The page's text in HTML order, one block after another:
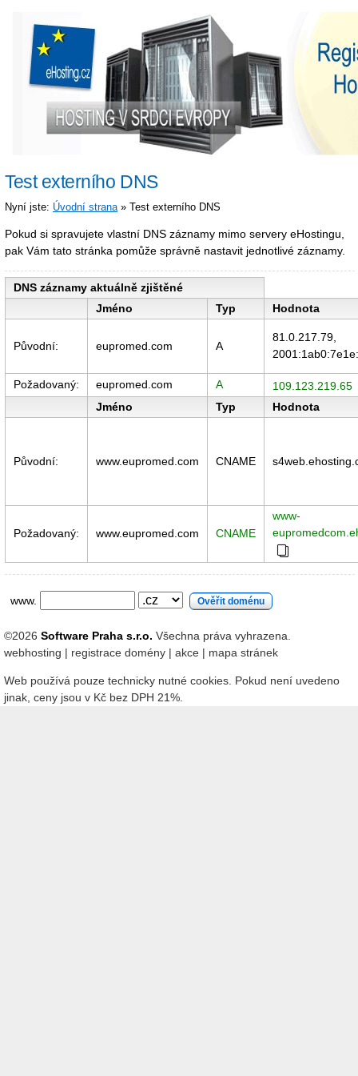
Test externího DNS
Nyní jste: Úvodní strana » Test externího DNS
Pokud si spravujete vlastní DNS záznamy mimo servery eHostingu,
pak Vám tato stránka pomůže správně nastavit jednotlivé záznamy.
DNS záznamy aktuálně zjištěné
Jméno
Typ Hodnota
Původní: eupromed.com A
81.0.217.79,
Požadovaný: eupromed.com A
109.123.219.65
Jméno
Typ Hodnota
Původní: www.eupromed.com CNAME
Požadovaný: www.eupromed.com CNAME
www-
www.
©2026 Software Praha s.r.o. Všechna práva vyhrazena.
webhosting | registrace domény | akce | mapa stránek
Web používá pouze technicky nutné cookies. Pokud není uvedeno
jinak, ceny jsou v Kč bez DPH 21%.